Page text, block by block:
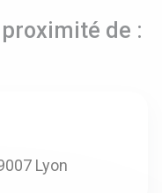
de :
Lyon